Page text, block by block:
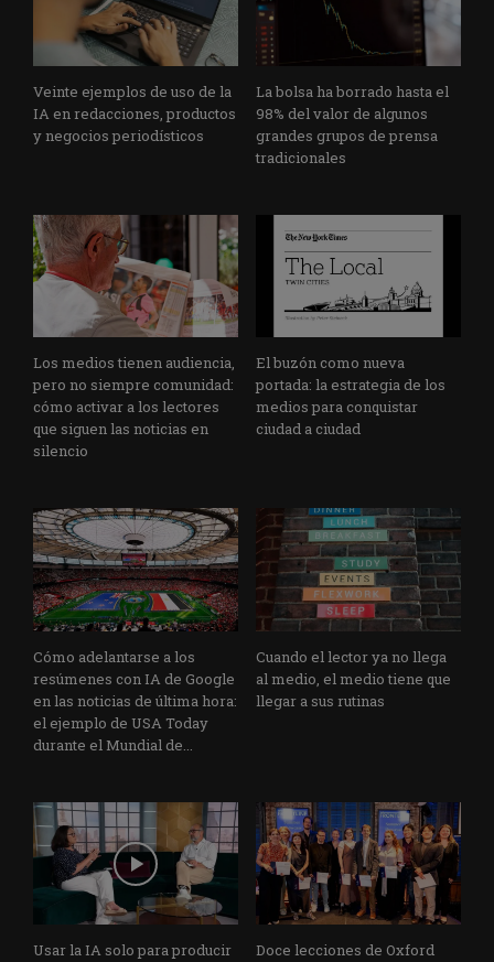
Veinte ejemplos de uso de la
IA en redacciones, productos
y negocios periodísticos
La bolsa ha borrado hasta el
98% del valor de algunos
grandes grupos de prensa
tradicionales
Los medios tienen audiencia,
pero no siempre comunidad:
cómo activar a los lectores
que siguen las noticias en
silencio
El buzón como nueva
portada: la estrategia de los
medios para conquistar
ciudad a ciudad
Cómo adelantarse a los
resúmenes con IA de Google
en las noticias de última hora:
el ejemplo de USA Today
durante el Mundial de...
Cuando el lector ya no llega
al medio, el medio tiene que
llegar a sus rutinas
Usar la IA solo para producir Doce lecciones de Oxford